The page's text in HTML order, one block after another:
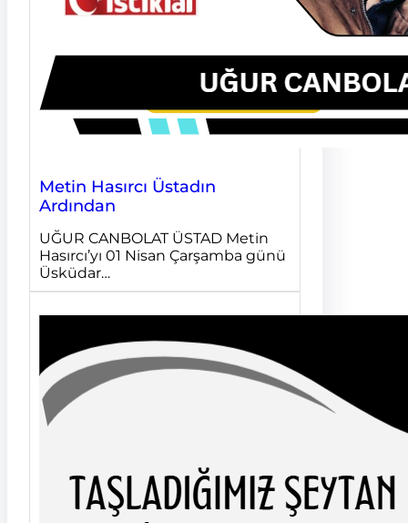
Metin Hasırcı Üstadın
Ardından
UĞUR CANBOLAT ÜSTAD Metin
Hasırcı’yı 01 Nisan Çarşamba günü
Üsküdar…